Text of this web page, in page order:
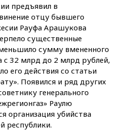
предъявил в
отцу бывшего
Рауфа Арашукова
существенные
сумму вмененного
с 32 млрд до 2 млрд рублей,
его действия со статьи
Появился и ряд других
генерального
Раулю
организация убийства
республики.